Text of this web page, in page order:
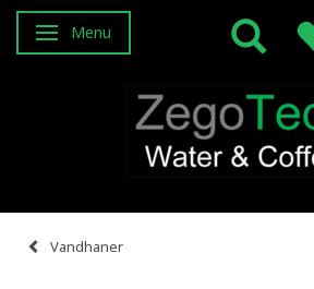
Skifte navigation
Menu
Vandhaner